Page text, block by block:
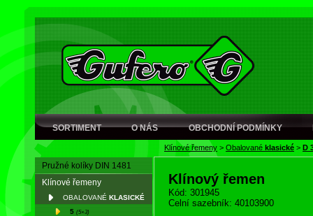
SORTIMENT O NÁS OBCHODNÍ PODMÍNKY
Klínové řemeny > Obalované klasické > D
Pružné kolíky DIN 1481
Klínové řemeny
OBALOVANÉ KLASICKÉ
5 (5×3)
Klínový řemen
Kód: 301945
Celní sazebník: 40103900